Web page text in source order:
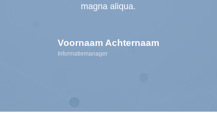
magna aliqua.
Voornaam Achternaam
Informatiemanager